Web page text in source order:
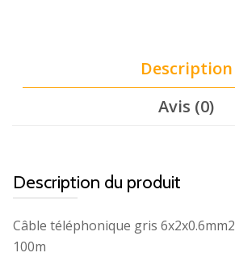
Description
Avis (0)
Description du produit
Câble téléphonique gris
100m